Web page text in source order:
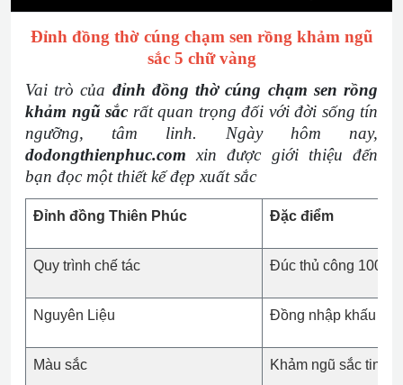
Đỉnh đồng thờ cúng chạm sen rồng khảm ngũ
sắc 5 chữ vàng
Vai trò của đỉnh đồng thờ cúng chạm sen rồng
khảm ngũ sắc rất quan trọng đối với đời sống tín
ngưỡng, tâm linh. Ngày hôm nay,
dodongthienphuc.com xin được giới thiệu đến
bạn đọc một thiết kế đẹp xuất sắc
Đỉnh đồng Thiên Phúc Đặc điểm
Quy trình chế tác Đúc thủ công 100%
Nguyên Liệu Đồng nhập khấu
Màu sắc Khảm ngũ sắc tinh